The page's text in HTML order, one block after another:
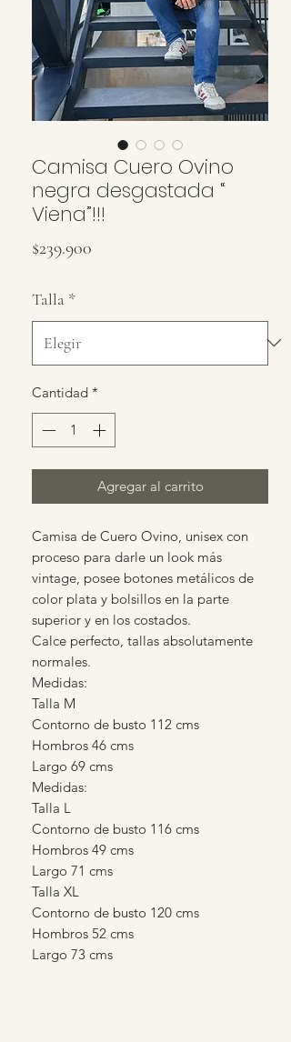
Camisa Cuero Ovino
negra desgastada “
Viena”!!!
$239.900
Talla *
Cantidad *
Agregar al carrito
Camisa de Cuero Ovino, unisex con
proceso para darle un look más
vintage, posee botones metálicos de
color plata y bolsillos en la parte
superior y en los costados.
Calce perfecto, tallas absolutamente
normales.
Medidas:
Talla M
Contorno de busto 112 cms
Hombros 46 cms
Largo 69 cms
Medidas:
Talla L
Contorno de busto 116 cms
Hombros 49 cms
Largo 71 cms
Talla XL
Contorno de busto 120 cms
Hombros 52 cms
Largo 73 cms